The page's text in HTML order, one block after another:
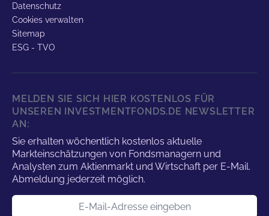
Datenschutz
Cookies verwalten
Sitemap
ESG - TVO
MELDEN SIE SICH HIER KOSTENLOS FÜR
UNSEREN INVESTMENTFONDS.DE NEWSLETTER
AN:
Sie erhalten wöchentlich kostenlos aktuelle
Markteinschätzungen von Fondsmanagern und
Analysten zum Aktienmarkt und Wirtschaft per E-Mail.
Abmeldung jederzeit möglich.
E-Mail-Adresse